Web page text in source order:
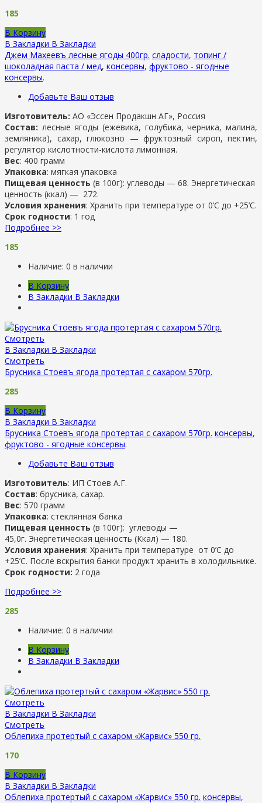
185
В Корзину
В Закладки В Закладки
Джем Махеевъ лесные ягоды 400гр. сладости, топинг /
шоколадная паста / мед, консервы, фруктово - ягодные
консервы.
Добавьте Ваш отзыв
Изготовитель: АО «Эссен Продакшн АГ», Россия
Состав: лесные ягоды (ежевика, голубика, черника, малина,
земляника), сахар, глюкозно — фруктозный сироп, пектин,
регулятор кислотности-кислота лимонная.
Вес: 400 грамм
Упаковка: мягкая упаковка
Пищевая ценность (в 100г): углеводы — 68. Энергетическая
ценность (ккал) — 272.
Условия хранения: Хранить при температуре от 0’C до +25’C.
Срок годности: 1 год
Подробнее >>
185
Наличие: 0 в наличии
В Корзину
В Закладки В Закладки
Смотреть
В Закладки В Закладки
Смотреть
Брусника Стоевъ ягода протертая с сахаром 570гр.
285
В Корзину
В Закладки В Закладки
Брусника Стоевъ ягода протертая с сахаром 570гр. консервы,
фруктово - ягодные консервы.
Добавьте Ваш отзыв
Изготовитель: ИП Стоев А.Г.
Состав: брусника, сахар.
Вес: 570 грамм
Упаковка: стеклянная банка
Пищевая ценность (в 100г): углеводы —
45,0г. Энергетическая ценность (Ккал) — 180.
Условия хранения: Хранить при температуре от 0’C до
+25’C. После вскрытия банки продукт хранить в холодильнике.
Срок годности: 2 года
Подробнее >>
285
Наличие: 0 в наличии
В Корзину
В Закладки В Закладки
Смотреть
В Закладки В Закладки
Смотреть
Облепиха протертый с сахаром «Жарвис» 550 гр.
170
В Корзину
В Закладки В Закладки
Облепиха протертый с сахаром «Жарвис» 550 гр. консервы,